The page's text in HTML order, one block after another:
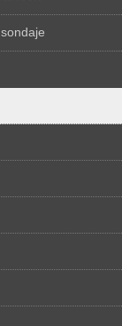
sondaje